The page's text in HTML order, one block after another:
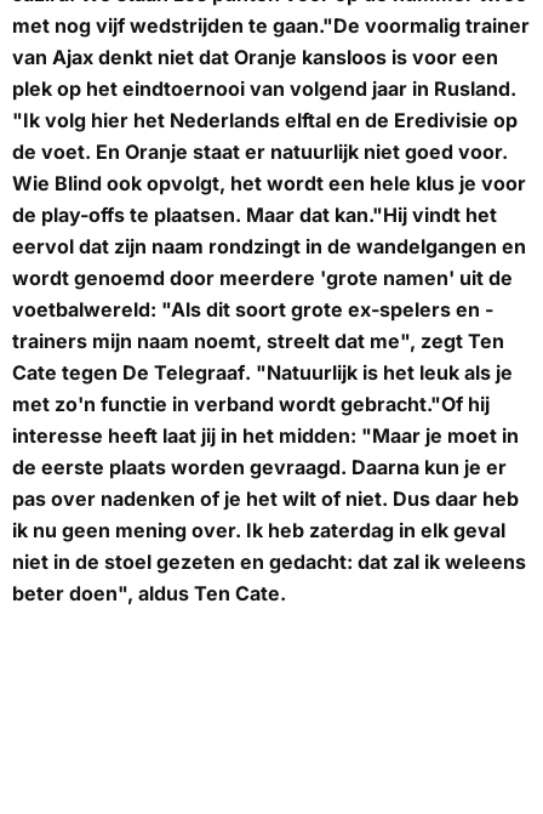
met nog vijf wedstrijden te gaan."De voormalig trainer
van Ajax denkt niet dat Oranje kansloos is voor een
plek op het eindtoernooi van volgend jaar in Rusland.
"Ik volg hier het Nederlands elftal en de Eredivisie op
de voet. En Oranje staat er natuurlijk niet goed voor.
Wie Blind ook opvolgt, het wordt een hele klus je voor
de play-offs te plaatsen. Maar dat kan."Hij vindt het
eervol dat zijn naam rondzingt in de wandelgangen en
wordt genoemd door meerdere 'grote namen' uit de
voetbalwereld: "Als dit soort grote ex-spelers en -
trainers mijn naam noemt, streelt dat me", zegt Ten
Cate tegen De Telegraaf. "Natuurlijk is het leuk als je
met zo'n functie in verband wordt gebracht."Of hij
interesse heeft laat jij in het midden: "Maar je moet in
de eerste plaats worden gevraagd. Daarna kun je er
pas over nadenken of je het wilt of niet. Dus daar heb
ik nu geen mening over. Ik heb zaterdag in elk geval
niet in de stoel gezeten en gedacht: dat zal ik weleens
beter doen", aldus Ten Cate.